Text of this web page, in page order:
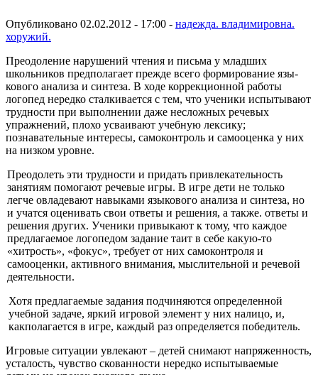
Опубликовано 02.02.2012 - 17:00 - надежда. владимировна.
хоружий.
Преодоление нарушений чтения и письма у младших
школьников предпо­лагает прежде всего формирование язы­
кового анализа и синтеза. В ходе коррекционной работы
логопед нередко сталки­вается с тем, что ученики испытывают
трудности при выполнении даже неслож­ных речевых
упражнений, плохо усваи­вают учебную лексику;
познавательные интересы, самоконтроль и самооценка у них
на низком уровне.
Преодолеть эти трудности и придать привлекательность
занятиям помогают речевые игры. В игре дети не только
легче овладевают навыками языкового анали­за и синтеза, но
и учатся оценивать свои ответы и решения, а также. ответы и
ре­шения других. Ученики привыкают к то­му, что каждое
предлагаемое логопедом задание таит в себе какую-то
«хитрость», «фокус», требует от них самоконтроля и
самооценки, активного внимания, мыс­лительной и речевой
деятельности.
Хотя предлагаемые задания подчиня­ются определенной
учебной задаче, яркий игровой элемент у них налицо, и,
какполагается в игре, каждый раз определяется победитель.
Игровые ситуации увлекают – детей снимают напряженность,
усталость, чувство скованности нередко испытываемые